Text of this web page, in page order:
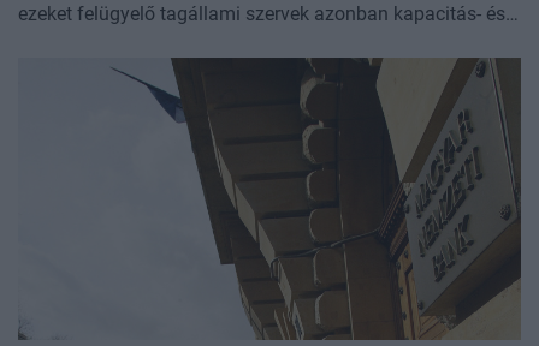
ezeket felügyelő tagállami szervek azonban kapacitás- és
pénzügyminisztérium most
egyeztetéssorozatot kezdetta
tagállami biztosításfelügyeletekkel a piaci kockázatok
feltérképezése érdekében - közölte a
Wall Street Journal